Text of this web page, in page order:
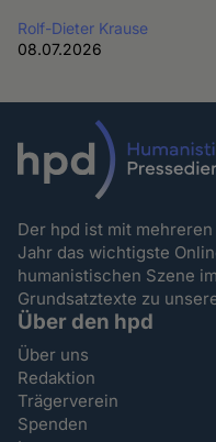
Rolf-Dieter Krause
08.07.2026
Der hpd ist mit
Jahr das wichtigste
humanistischen Szene
Grundsatztexte zu
Über den hpd
Über uns
Redaktion
Trägerverein
Spenden